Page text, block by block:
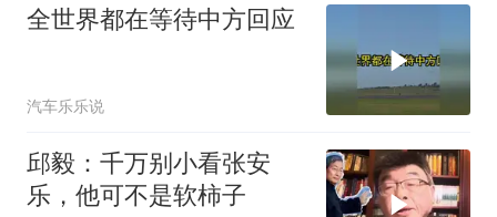
全世界都在等待中方回应
汽车乐乐说
邱毅：千万别小看张安
乐，他可不是软柿子